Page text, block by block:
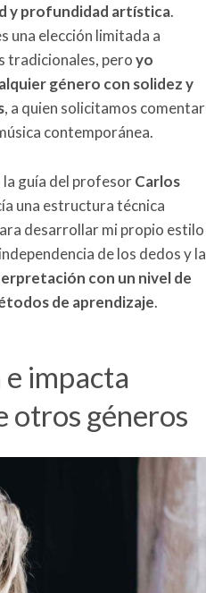
y profundidad artística.
una elección limitada a
tradicionales, peroyo
género con solidez y
, a quien solicitamos comentar
contemporánea.
la guía del profesorCarlos
una estructura técnica
desarrollar mi propio estilo
de los dedos y la
con un nivel de
de aprendizaje.
impacta
otros géneros